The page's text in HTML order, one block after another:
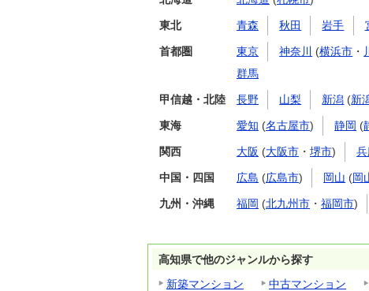
東北 青森 秋田 岩手
首都圏 東京 神奈川 (横浜市 ・
群馬
甲信越・北陸 長野 山梨 新潟 (新
東海 愛知 (名古屋市) 静岡 (
関西 大阪 (大阪市 ・ 堺市)
中国・四国 広島 (広島市) 岡山 (岡
九州・沖縄 福岡 (北九州市 ・ 福岡市)
高知県で他のジャンルから探す
新築マンション
中古マンション